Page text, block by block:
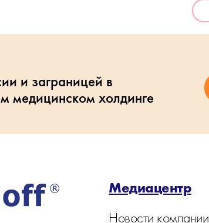
и заграницей в
медицинском холдинге
Медиацентр
Новости компании